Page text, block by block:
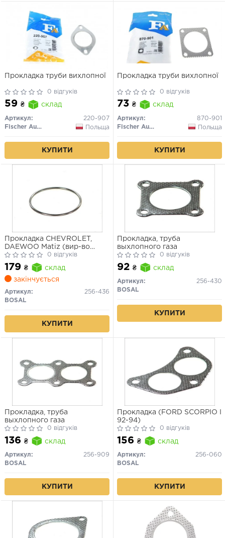
Прокладка труби вихлопної
0 відгуків
59 ₴ склад
Артикул:
220-907
Fischer Automotive One (FA1)
Польща
КУПИТИ
Прокладка труби вихлопної
0 відгуків
73 ₴ склад
Артикул:
870-901
Fischer Automotive One (FA1)
Польща
КУПИТИ
Прокладка CHEVROLET,
DAEWOO Matiz (вир-во
Bosal)
0 відгуків
179 ₴
склад
закінчується
Артикул:
256-436
BOSAL
КУПИТИ
Прокладка, труба
выхлопного газа
0 відгуків
92 ₴ склад
Артикул:
256-430
BOSAL
КУПИТИ
Прокладка, труба
выхлопного газа
0 відгуків
136 ₴ склад
Артикул:
256-909
BOSAL
КУПИТИ
Прокладка (FORD SCORPIO I
92-94)
0 відгуків
156 ₴ склад
Артикул:
256-060
BOSAL
КУПИТИ